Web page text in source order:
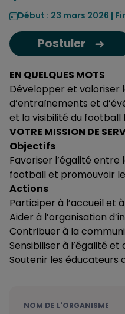
Début : 23 mars 2026 |
Postuler
EN QUELQUES MOTS
Développer et valoriser
d’entraînements et
et la visibilité du football
VOTRE MISSION DE
Objectifs
Favoriser l’égalité
football et promouvoir
Actions
Participer à l’accueil et
Aider à l’organisation
Contribuer à la
Sensibiliser à l’égalité
Soutenir les éducateurs
NOM DE L'ORGANISME